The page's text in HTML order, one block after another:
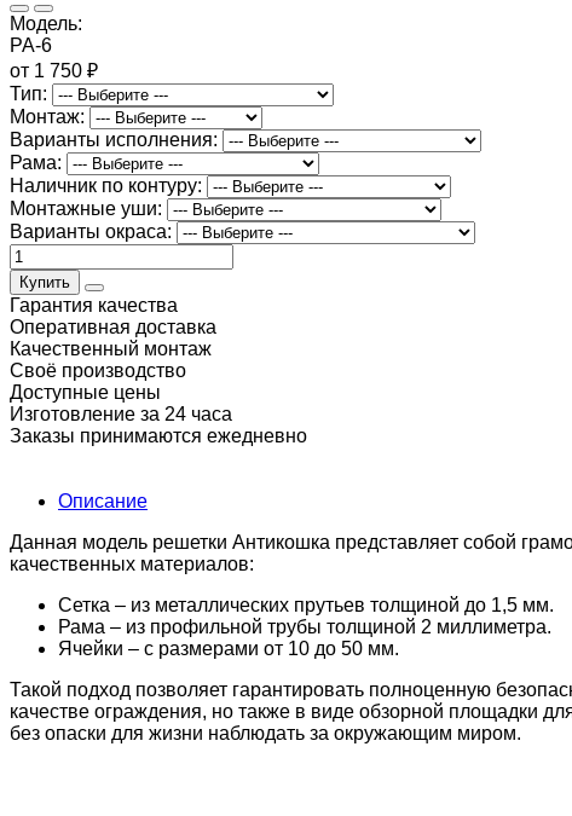
Модель:
РА-6
от 1 750 ₽
Тип:
Монтаж:
Варианты исполнения:
Рама:
Наличник по контуру:
Монтажные уши:
Варианты окраса:
Купить
Гарантия качества
Оперативная доставка
Качественный монтаж
Своё производство
Доступные цены
Изготовление за 24 часа
Заказы принимаются ежедневно
Описание
Данная модель решетки Антикошка представляет собой
качественных материалов:
Сетка – из металлических прутьев толщиной до 1,5 мм.
Рама – из профильной трубы толщиной 2 миллиметра.
Ячейки – с размерами от 10 до 50 мм.
Такой подход позволяет гарантировать полноценную
качестве ограждения, но также в виде обзорной площадки
без опаски для жизни наблюдать за окружающим миром.